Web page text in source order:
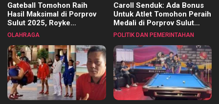
Gateball Tomohon Raih
Hasil Maksimal di Porprov
Sulut 2025, Royke
Tangkawarouw Ucapkan
OLAHRAGA
Caroll Senduk: Ada Bonus
Untuk Atlet Tomohon Peraih
Medali di Porprov Sulut
2025
POLITIK DAN PEMERINTAHAN